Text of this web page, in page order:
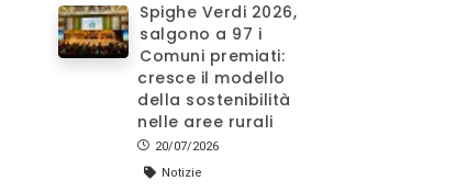
Spighe Verdi 2026,
salgono a 97 i
Comuni premiati:
cresce il modello
della sostenibilità
nelle aree rurali
20/07/2026
Notizie